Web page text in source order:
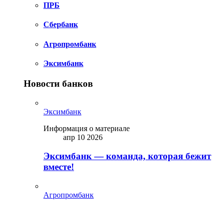
ПРБ
Сбербанк
Агропромбанк
Эксимбанк
Новости банков
Эксимбанк
Информация о материале
апр 10 2026
Эксимбанк — команда, которая бежит
вместе!
Агропромбанк